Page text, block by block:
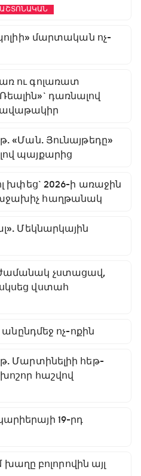
մարտական ոչ-
ու գոլառատ
դառնալով
«Ման. Յունայթեդը»
պայքարից
խփեց` 2026-ի առաջին
հաղթանակ
Մեկնարկային
չստացավ,
վստահ
ոչ-ոքին
Մարտինելիի հեթ-
հաշվով
19-րդ
խաղը բոլորովին այլ